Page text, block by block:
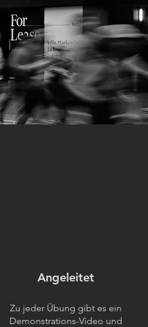
Angeleitet
Zu jeder Übung gibt es ein
Demonstrations-Video und